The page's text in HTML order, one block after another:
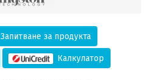
Запитване за продукта
Калкулатор